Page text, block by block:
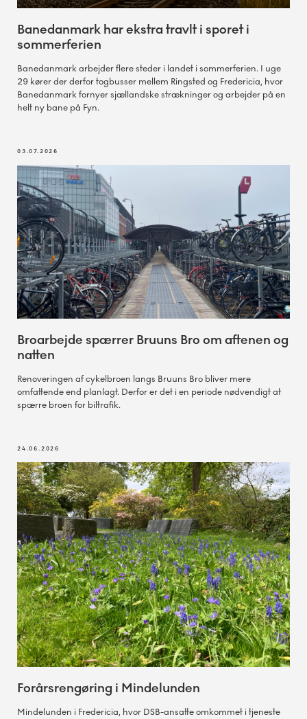
Banedanmark har ekstra travlt i sporet i
sommerferien
Banedanmark arbejder flere steder i landet i sommerferien. I uge
29 kører der derfor togbusser mellem Ringsted og Fredericia, hvor
Banedanmark fornyer sjællandske strækninger og arbejder på en
helt ny bane på Fyn.
03.07.2026
Broarbejde spærrer Bruuns Bro om aftenen og
natten
Renoveringen af cykelbroen langs Bruuns Bro bliver mere
omfattende end planlagt. Derfor er det i en periode nødvendigt at
spærre broen for biltrafik.
24.06.2026
Forårsrengøring i Mindelunden
Mindelunden i Fredericia, hvor DSB-ansatte omkommet i tjeneste